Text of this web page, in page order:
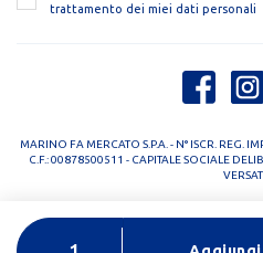
trattamento dei miei dati personali
MARINO FA MERCATO S.P.A. - N° ISCR. REG.
C.F.: 00878500511 - CAPITALE SOCIALE
PRIVACY POLICY